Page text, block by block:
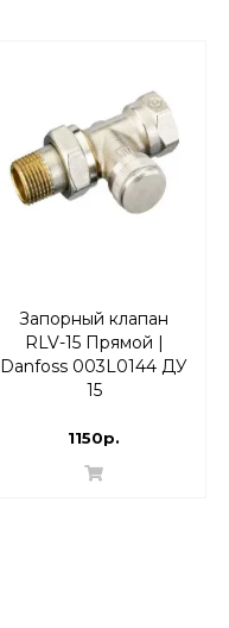
Запорный клапан
RLV-15 Прямой |
Danfoss 003L0144 ДУ
15
1150р.